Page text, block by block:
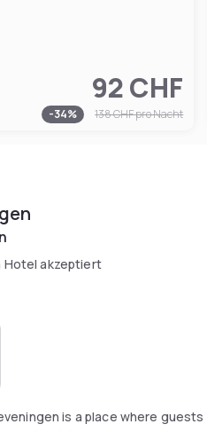
92 CHF
-34% 138 CHFpro Nacht
Hotel akzeptiert
is a place where